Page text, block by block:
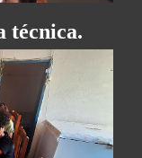
técnica.